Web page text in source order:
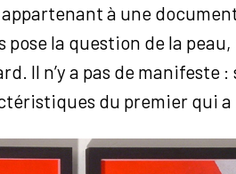
à une
la question de la
Il n’y a pas de manifeste
du premier qui a